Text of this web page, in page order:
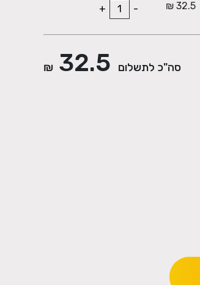
32.5 ₪
-
+
סה"כ לתשלום 32.5
₪